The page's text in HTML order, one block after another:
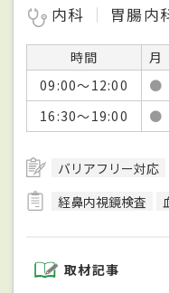
内科
胃腸内
時間 月
09:00～12:00
●
16:30～19:00
●
バリアフリー対応
経鼻内視鏡検査
取材記事